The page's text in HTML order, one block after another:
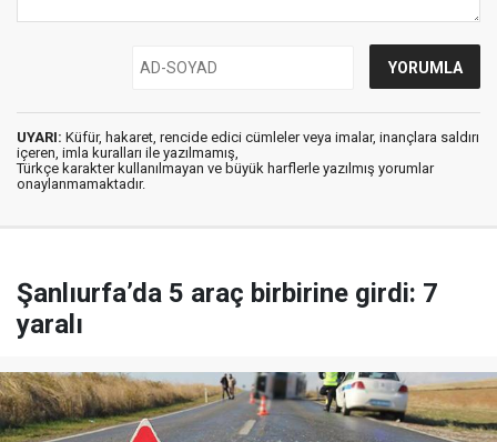
UYARI: Küfür, hakaret, rencide edici cümleler veya imalar, inançlara saldırı
içeren, imla kuralları ile yazılmamış,
Türkçe karakter kullanılmayan ve büyük harflerle yazılmış yorumlar
onaylanmamaktadır.
Şanlıurfa’da 5 araç birbirine girdi: 7
yaralı